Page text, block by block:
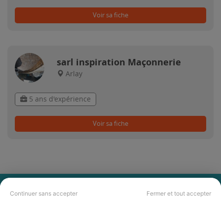
Continuer sans accepter Fermer et tout accepter
Voir sa fiche
sarl inspiration Maçonnerie
Arlay
5 ans d'expérience
Voir sa fiche
PAS LE TEMPS DE